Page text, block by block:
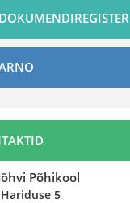
DOKUMENDIREGISTER
Põhikool
Hariduse 5